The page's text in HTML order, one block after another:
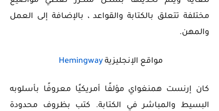
مختلفة تتعلق بالكتابة والقواعد ، بالإضافة إلى العمل
والمهن.
مواقع الإنجليزيةHemingway
كان إرنست همنغواي مؤلفًا أمريكيًا معروفًا بأسلوبه
البسيط والمباشر في الكتابة. كتب بظروف محدودة